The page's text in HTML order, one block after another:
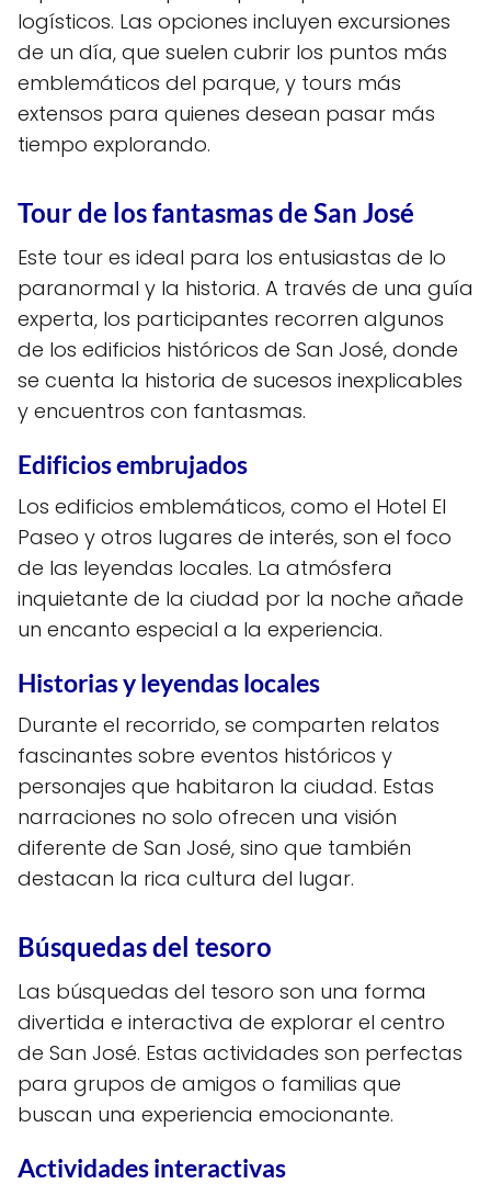
logísticos. Las opciones incluyen excursiones
de un día, que suelen cubrir los puntos más
emblemáticos del parque, y tours más
extensos para quienes desean pasar más
tiempo explorando.
Tour de los fantasmas de San José
Este tour es ideal para los entusiastas de lo
paranormal y la historia. A través de una guía
experta, los participantes recorren algunos
de los edificios históricos de San José, donde
se cuenta la historia de sucesos inexplicables
y encuentros con fantasmas.
Edificios embrujados
Los edificios emblemáticos, como el Hotel El
Paseo y otros lugares de interés, son el foco
de las leyendas locales. La atmósfera
inquietante de la ciudad por la noche añade
un encanto especial a la experiencia.
Historias y leyendas locales
Durante el recorrido, se comparten relatos
fascinantes sobre eventos históricos y
personajes que habitaron la ciudad. Estas
narraciones no solo ofrecen una visión
diferente de San José, sino que también
destacan la rica cultura del lugar.
Búsquedas del tesoro
Las búsquedas del tesoro son una forma
divertida e interactiva de explorar el centro
de San José. Estas actividades son perfectas
para grupos de amigos o familias que
buscan una experiencia emocionante.
Actividades interactivas